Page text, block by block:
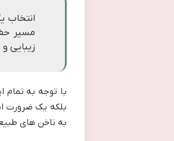
انتخاب
مسیر
زیبایی
با توجه به
بلکه یک ضرورت
به ناخن های